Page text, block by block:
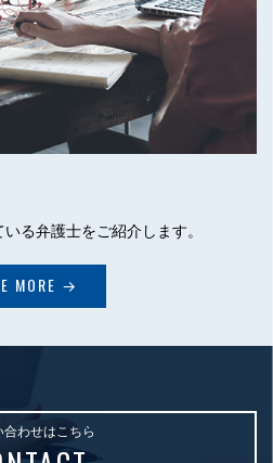
る弁護士をご紹介します。
MORE →
合わせはこちら